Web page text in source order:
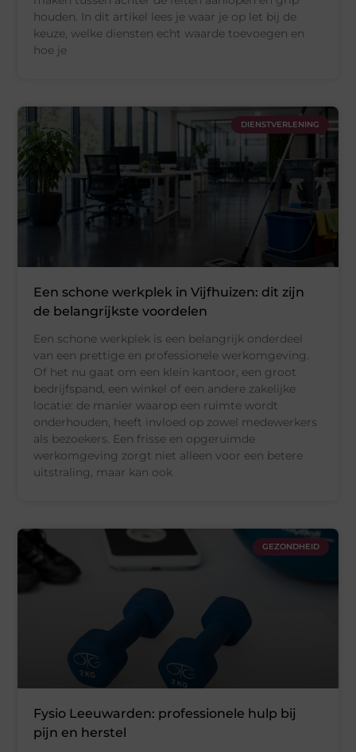
houden. In dit artikel lees je waar je op let bij de
keuze, welke diensten echt waarde toevoegen en
hoe je
DIENSTVERLENING
Een schone werkplek in Vijfhuizen: dit zijn
de belangrijkste voordelen
Een schone werkplek is een belangrijk onderdeel
van een prettige en professionele werkomgeving.
Of het nu gaat om een klein kantoor, een groot
bedrijfspand, een winkel of een andere zakelijke
locatie: de manier waarop een ruimte wordt
onderhouden, heeft invloed op zowel medewerkers
als bezoekers. Een frisse en opgeruimde
werkomgeving zorgt niet alleen voor een betere
uitstraling, maar kan ook
GEZONDHEID
Fysio Leeuwarden: professionele hulp bij
pijn en herstel